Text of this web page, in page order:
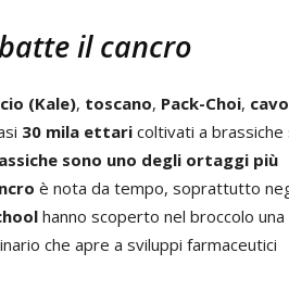
il cancro
(Kale), toscano, Pack-Choi,
30 mila ettari coltivati a brassiche
sono uno degli ortaggi più
è nota da tempo, soprattutto
hanno scoperto nel broccolo una
che apre a sviluppi farmaceutici